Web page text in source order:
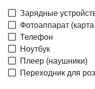
Зарядные
Фотоаппарат
Телефон
Ноутбук
Плеер (наушники)
Переходник для